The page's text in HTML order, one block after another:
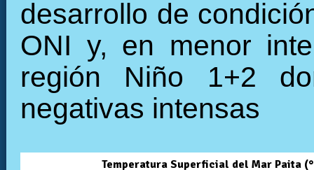
desarrollo de
ONI y, en menor
región Niño 1+2
negativas intensas